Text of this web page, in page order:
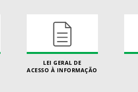
LEI GERAL DE
ACESSO À INFORMAÇÃO